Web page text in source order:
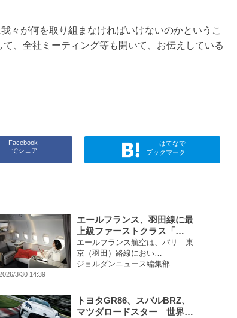
々が何を取り組まなければいけないのかというこ
、全社ミーティング等も開いて、お伝えしている
Facebook
でシェア
はてなで
ブックマーク
3/30 14:39
エールフランス、羽田線に最
上級ファーストクラス「…
エールフランス航空は、パリ―東
京（羽田）路線におい…
ジョルダンニュース編集部
トヨタGR86、スバルBRZ、
マツダロードスター 世界…